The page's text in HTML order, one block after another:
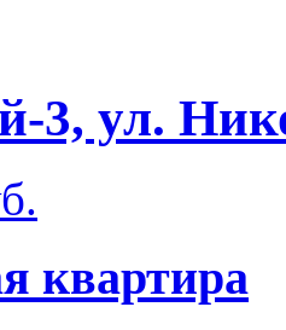
3, ул.
квартира